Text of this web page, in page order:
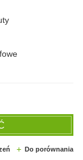
Do porównania